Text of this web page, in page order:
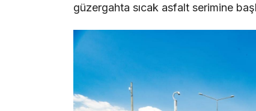
güzergahta sıcak asfalt serimine